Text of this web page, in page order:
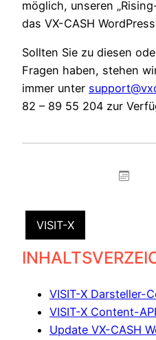
möglich, unseren
das VX-CASH
Sollten Sie zu diesen
Fragen haben, stehen
immer unter
82 – 89 55 204 zur
VISIT-X
VISIT-X Darsteller-
VISIT-X Content-API
Update VX-CASH